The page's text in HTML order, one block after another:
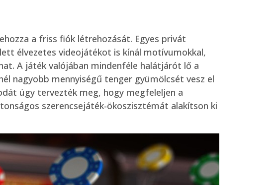
a friss fiók létrehozását. Egyes privát
élvezetes videojátékot is kínál motívumokkal,
A játék valójában mindenféle halátjárót lő a
nagyobb mennyiségű tenger gyümölcsét vesz el
úgy tervezték meg, hogy megfeleljen a
szerencsejáték-ökoszisztémát alakítson ki